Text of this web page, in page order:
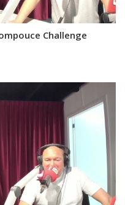
Challenge